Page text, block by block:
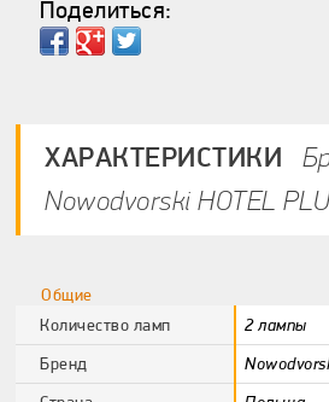
Поделиться:
ХАРАКТЕРИСТИКИ
Nowodvorski HOTEL
Общие
Количество ламп
2 лампы
Бренд